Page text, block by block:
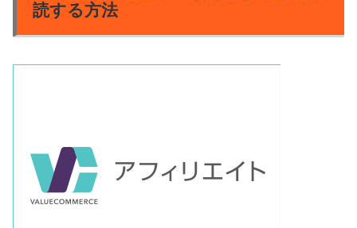
読する方法